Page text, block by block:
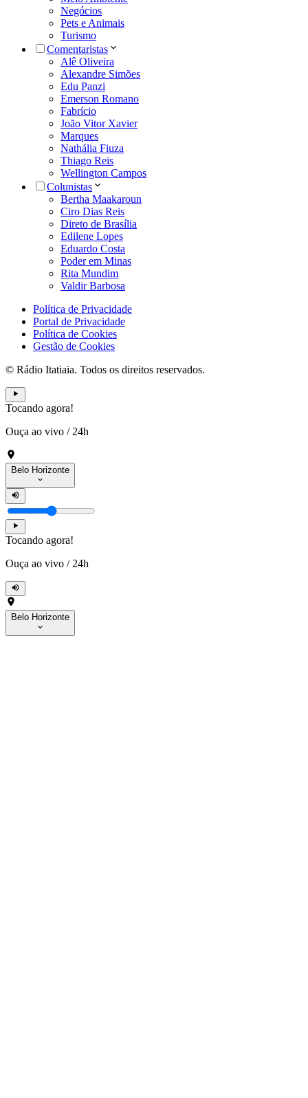
Negócios
Pets e Animais
Turismo
Comentaristas
Alê Oliveira
Alexandre Simões
Edu Panzi
Emerson Romano
Fabrício
João Vitor Xavier
Marques
Nathália Fiuza
Thiago Reis
Wellington Campos
Colunistas
Bertha Maakaroun
Ciro Dias Reis
Direto de Brasília
Edilene Lopes
Eduardo Costa
Poder em Minas
Rita Mundim
Valdir Barbosa
Política de Privacidade
Portal de Privacidade
Política de Cookies
Gestão de Cookies
© Rádio Itatiaia. Todos os direitos reservados.
Tocando agora!
Ouça ao vivo / 24h
Belo Horizonte
Tocando agora!
Ouça ao vivo / 24h
Belo Horizonte